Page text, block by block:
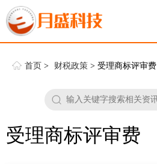
首页 > 财税政策 > 受理商标评审费
受理商标评审费